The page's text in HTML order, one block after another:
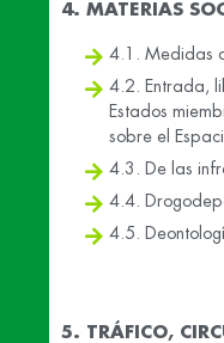
4. MATERIAS
4.1. Medidas
4.2. Entrada,
Estados
sobre el
4.3. De las
4.4.
4.5.
5. TRÁFICO,